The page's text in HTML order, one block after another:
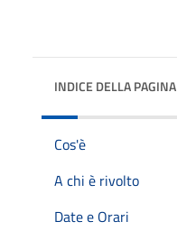
INDICE DELLA PAGINA
Cos'è
A chi è rivolto
Date e Orari